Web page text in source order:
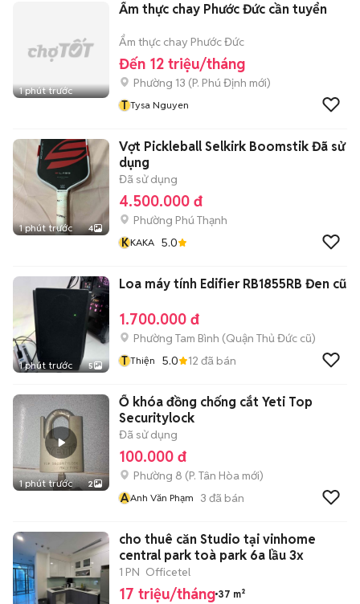
1 phút trước
Ẩm thực chay Phước Đức cần tuyển
Ẩm thực chay Phước Đức
Đến 12 triệu/tháng
Phường 13 (P. Phú Định mới)
T Tysa Nguyen
1 phút trước 4
Vợt Pickleball Selkirk Boomstik Đã sử
dụng
Đã sử dụng
4.500.000 đ
Phường Phú Thạnh
KKAKA 5.0
1 phút trước 5
Loa máy tính Edifier RB1855RB Đen cũ
1.700.000 đ
Phường Tam Bình (Quận Thủ Đức cũ)
T Thiện 5.0 12 đã bán
1 phút trước 2
Ổ khóa đồng chống cắt Yeti Top
Securitylock
Đã sử dụng
100.000 đ
Phường 8 (P. Tân Hòa mới)
AAnh Văn Phạm 3 đã bán
cho thuê căn Studio tại vinhome
central park toà park 6a lầu 3x
1 PN Officetel
17 triệu/tháng 37 m²